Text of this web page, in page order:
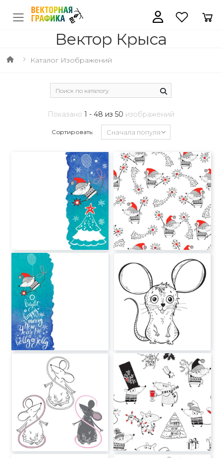
Вектор Крыса
Каталог Изображений
Показано 1 - 48 из 50 изображений
Сортировать: